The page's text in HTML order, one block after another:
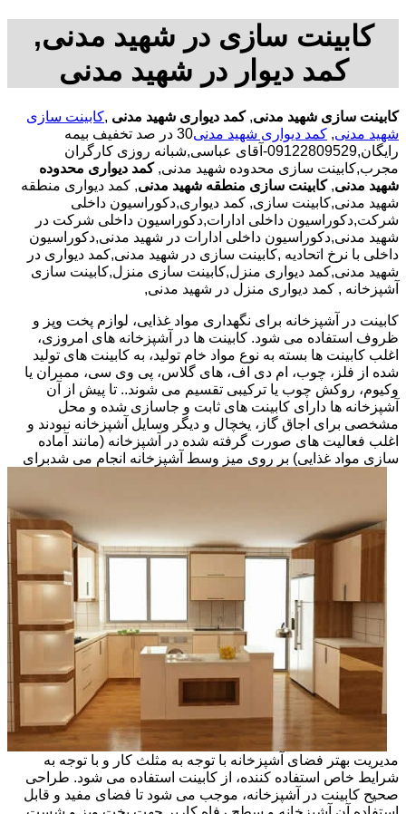
کابینت سازی در شهید مدنی,
کمد دیوار در شهید مدنی
کابینت سازی شهید مدنی,کمد دیواری شهید مدنی ,کابینت سازی
شهید مدنی, کمد دیواری شهید مدنی
30 در صد تخفیف بیمه
رایگان,09122809529-آقای عباسی,شبانه روزی کارگران
مجرب,کابینت سازی محدوده شهید مدنی,کمد دیواری محدوده
شهید مدنی, کابینت سازی منطقه شهید مدنی, کمد دیواری منطقه
شهید مدنی,کابینت سازی, کمد دیواری,دکوراسیون داخلی
شرکت,دکوراسیون داخلی ادارات,دکوراسیون داخلی شرکت در
شهید مدنی,دکوراسیون داخلی ادارات در شهید مدنی,دکوراسیون
داخلی با نرخ اتحادیه ,کابینت سازی در شهید مدنی,کمد دیواری در
شهید مدنی,کمد دیواری منزل,کابینت سازی منزل,کابینت سازی
آشپزخانه , کمد دیواری منزل در شهید مدنی,
کابینت در آشپزخانه برای نگهداری مواد غذایی، لوازم پخت وپز و
ظروف استفاده می شود. کابینت ها در آشپزخانه های امروزی،
اغلب کابینت ها بسته به نوع مواد خام تولید، به کابینت های تولید
شده از فلز، چوب، ام دی اف، های گلاس، پی وی سی، ممبران یا
وکیوم، روکش چوب یا ترکیبی تقسیم می شوند.. تا پیش از آن
آشپزخانه ها دارای کابینت های ثابت و جاسازی شده و محل
مشخصی برای اجاق گاز، یخچال و دیگر وسایل آشپزخانه نبودند و
اغلب فعالیت های صورت گرفته شده در آشپزخانه (مانند آماده
سازی مواد غذایی) بر روی میز وسط آشپزخانه انجام می شدبرای
مدیریت بهتر فضای آشپزخانه با توجه به مثلث کار و با توجه به
شرایط خاص استفاده کننده، از کابینت استفاده می شود. طراحی
صحیح کابینت در آشپزخانه، موجب می شود تا فضای مفید و قابل